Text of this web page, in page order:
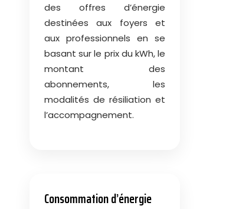
des offres d’énergie
destinées aux foyers et
aux professionnels en se
basant sur le prix du kWh, le
montant des
abonnements, les
modalités de résiliation et
l’accompagnement.
Consommation d’énergie